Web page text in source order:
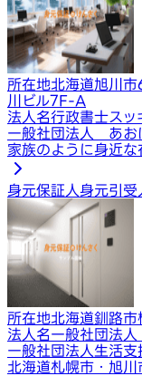
所在地北海道旭川
川ビル7F-A
法人名行政書士スッ
一般社団法人 あお
家族のように身近
身元保証人身元引受
所在地北海道釧路
法人名一般社団法
一般社団法人生活支
北海道札幌市・旭川